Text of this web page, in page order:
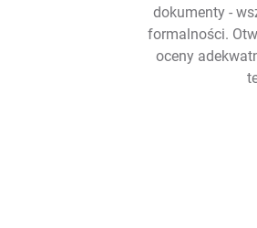
dokumenty -
formalności.
oceny